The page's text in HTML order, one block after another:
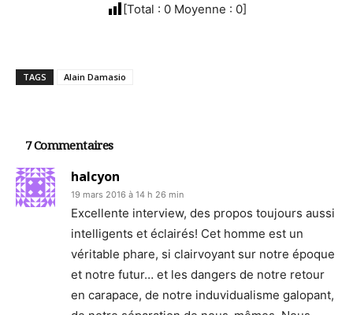
[Total : 0Moyenne : 0]
TAGS Alain Damasio
7 Commentaires
halcyon
19 mars 2016 à 14 h 26 min
Excellente interview, des propos toujours aussi
intelligents et éclairés! Cet homme est un
véritable phare, si clairvoyant sur notre époque
et notre futur… et les dangers de notre retour
en carapace, de notre induvidualisme galopant,